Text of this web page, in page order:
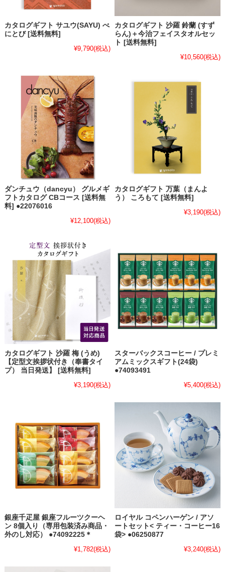
カタログギフト サユウ(SAYU) べ
にとび [送料無料]
¥9,790(税込)
カタログギフト 沙羅 鈴蘭 (すず
らん)＋今治フェイスタオルセッ
ト [送料無料]
¥10,560(税込)
ダンチュウ（dancyu） グルメギ
フトカタログ CBコース [送料無
料] ●22076016
¥12,100(税込)
カタログギフト 万葉（まんよ
う） ころもて [送料無料]
¥3,190(税込)
カタログギフト 沙羅 梅 (うめ)
【定型文挨拶状付き（奉書タイ
プ） 当日発送】 [送料無料]
¥3,190(税込)
スターバックスコーヒー / プレミ
アムミックスギフト(24袋)
●74093491
¥5,400(税込)
銀座千疋屋 銀座フルーツクーヘ
ン 8個入り（専用包装済み商品・
外のし対応） ●74092225＊
¥1,782(税込)
ロイヤル コペンハーゲン / アソ
ートセット< ティー・コーヒー16
袋> ●06250877
¥3,240(税込)